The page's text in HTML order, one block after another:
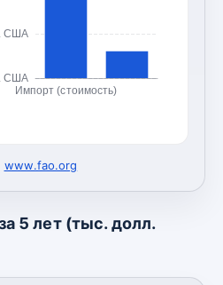
США
США
Импорт (стоимость)
www.fao.org
5 лет (тыс. долл.